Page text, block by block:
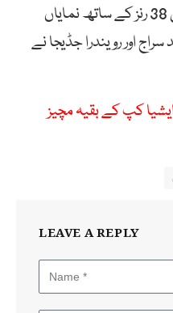
سومپال کامی 48 جب کہ کوشال 38 رنز کے ساتھ نمایاں
اور رویندرا جڈیجا نے
کپ کے بقیہ مچیز
LEAVE A REPLY